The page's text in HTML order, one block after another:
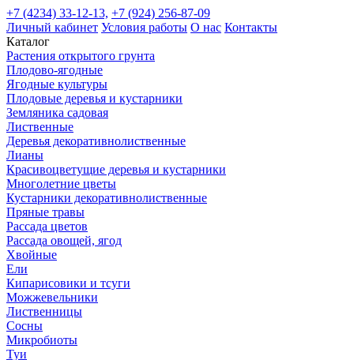
+7 (4234) 33-12-13, +7 (924) 256-87-09
Личный кабинет Условия работы О нас Контакты
Каталог
Растения открытого грунта
Плодово-ягодные
Ягодные культуры
Плодовые деревья и кустарники
Земляника садовая
Лиственные
Деревья декоративнолиственные
Лианы
Красивоцветущие деревья и кустарники
Многолетние цветы
Кустарники декоративнолиственные
Пряные травы
Рассада цветов
Рассада овощей, ягод
Хвойные
Ели
Кипарисовики и тсуги
Можжевельники
Лиственницы
Сосны
Микробиоты
Туи